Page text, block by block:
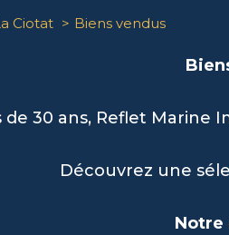
Ciotat Biens vendus
de 30 ans, Reflet Marine
Découvrez une
Notre